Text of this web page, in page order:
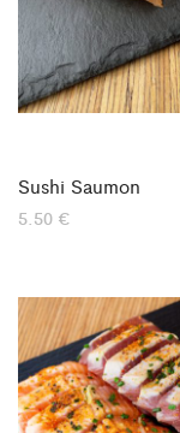
Sushi Saumon
5.50 €